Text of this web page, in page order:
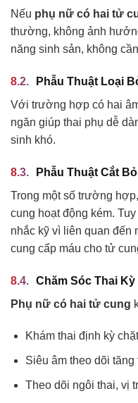
Nếu phụ nữ có hai tử
thường, không ảnh
năng sinh sản, không
Phẫu Thuật Loại
Với trường hợp có hai
ngăn giúp thai phụ dễ
sinh khó.
Phẫu Thuật Cắt
Trong một số trường
cung hoạt động kém.
nhắc kỹ vì liên quan đến
cung cấp máu cho tử
Chăm Sóc Thai
Phụ nữ có hai tử cung
Khám thai định kỳ
Siêu âm theo dõi
Theo dõi ngôi thai, vị